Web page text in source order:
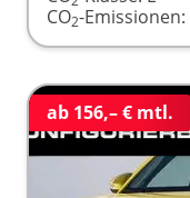
CO2-Emissionen:
ab 156,– € mtl.